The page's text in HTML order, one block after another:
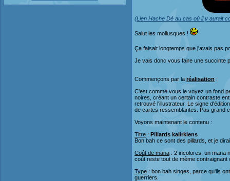
(Lien Hache Dé au cas où il y aurait
Salut les mollusques !
Ça faisait longtemps que j'avais pas
Je vais donc vous faire une succinte
Commençons par la réalisation :
C'est comme vous le voyez un fond
noires, créant un certain contraste
retrouvé l'illustrateur. Le signe
de cartes ressemblantes. Pas grand
Voyons maintenant le contenu :
Titre : Pillards kalirkiens
Bon bah ce sont des pillards, et je
Coût de mana : 2 incolores, un mana
coût reste tout de même
Type : bon bah singes, parce qu'ils
guerriers.